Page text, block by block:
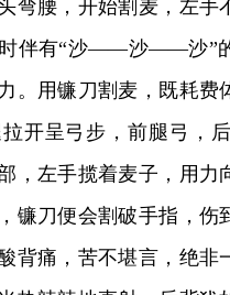
弯腰，开始割麦，左手
伴有“沙——沙——沙”的
。用镰刀割麦，既耗费
开呈弓步，前腿弓，
，左手揽着麦子，用力
镰刀便会割破手指，伤
背痛，苦不堪言，绝非